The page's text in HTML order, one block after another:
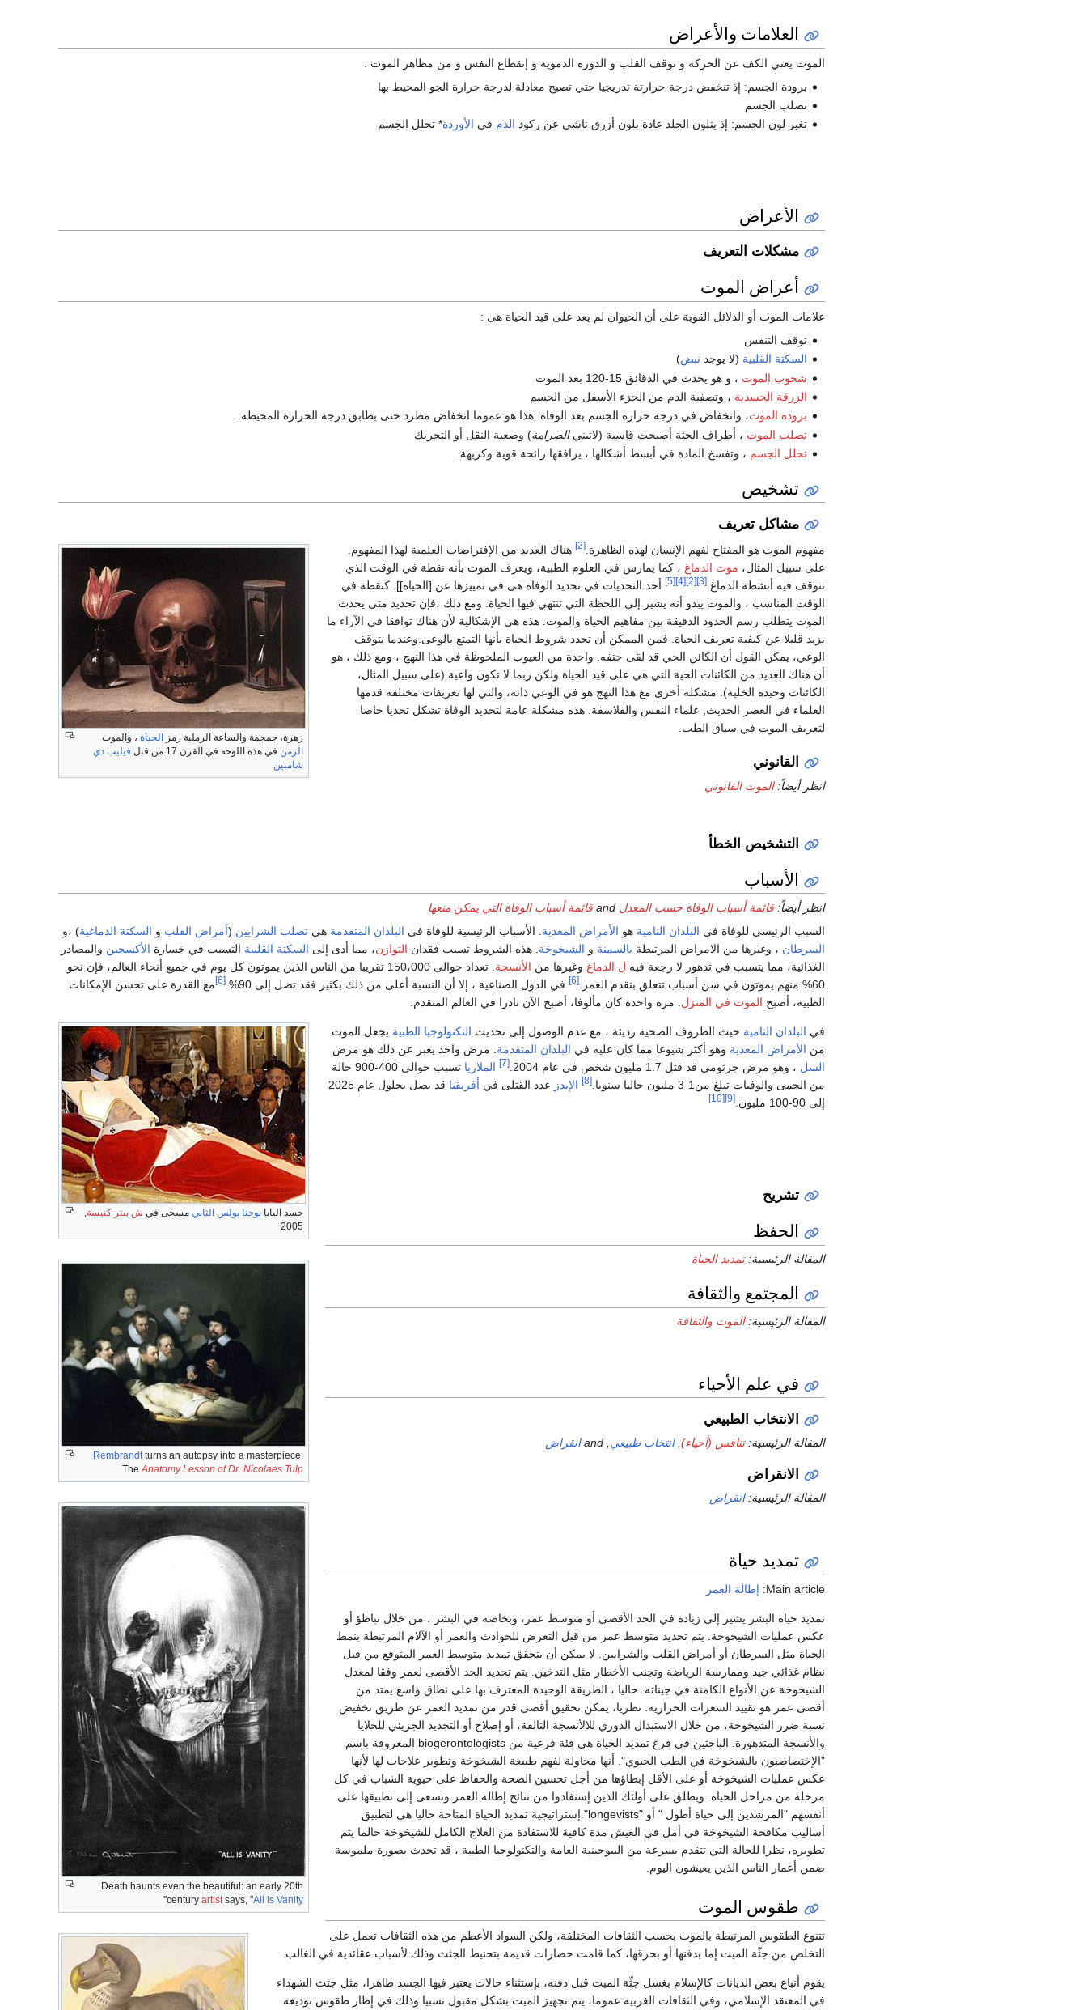
العلامات والأعراض
الموت يعني الكف عن الحركة و توقف القلب و الدورة الدموية و إنقطاع النفس و من مظاهر الموت :
برودة الجسم: إذ تنخفض درجة حرارتة تدريجيا حتي تصبح معادلة لدرجة حرارة الجو المحيط بها
تصلب الجسم
تغير لون الجسم: إذ يتلون الجلد عادة بلون أزرق ناشي عن ركود الدم في الأوردة* تحلل الجسم
الأعراض
مشكلات التعريف
أعراض الموت
علامات الموت أو الدلائل القوية على أن الحيوان لم يعد على قيد الحياة هى :
توقف التنفس
السكتة القلبية (لا يوجد نبض)
شحوب الموت ، و هو يحدث في الدقائق 15-120 بعد الموت
الزرقة الجسدية ، وتصفية الدم من الجزء الأسفل من الجسم
برودة الموت، وانخفاض في درجة حرارة الجسم بعد الوفاة. هذا هو عموما انخفاض مطرد حتى يطابق درجة الحرارة المحيطة.
تصلب الموت ، أطراف الجثة أصبحت قاسية (لاتينيالصرامة) وصعبة النقل أو التحريك
تحلل الجسم ، وتفسخ المادة في أبسط أشكالها ، يرافقها رائحة قوية وكريهة.
تشخيص
مشاكل تعريف
زهرة، جمجمة والساعة الرملية رمز الحياة ، والموت
الزمن في هذه اللوحة في القرن 17 من قبل
فيليب دي
شامبين
مفهوم الموت هو المفتاح لفهم الإنسان لهذه الظاهرة. [2]
هناك العديد من الإفتراضات العلمية لهذا المفهوم.
على سبيل المثال، موت الدماغ ، كما يمارس في العلوم الطبية، ويعرف الموت بأنه نقطة في الوقت الذي
تتوقف فيه أنشطة الدماغ. [3]
[2]
[4]
[5]
أحد التحديات في تحديد الوفاة هى في تمييزها عن [الحياة]]. كنقطة في
الوقت المناسب ، والموت يبدو أنه يشير إلى اللحظة التي تنتهي فيها الحياة. ومع ذلك ،فإن تحديد متى يحدث
الموت يتطلب رسم الحدود الدقيقة بين مفاهيم الحياة والموت. هذه هي الإشكالية لأن هناك توافقا في الآراء ما
يزيد قليلا عن كيفية تعريف الحياة. فمن الممكن أن تحدد شروط الحياة بأنها التمتع بالوعى.وعندما يتوقف
الوعي، يمكن القول أن الكائن الحي قد لقى حتفه. واحدة من العيوب الملحوظة في هذا النهج ، ومع ذلك ، هو
أن هناك العديد من الكائنات الحية التي هي على قيد الحياة ولكن ربما لا تكون واعية (على سبيل المثال،
الكائنات وحيدة الخلية). مشكلة أخرى مع هذا النهج هو في الوعي ذاته، والتي لها تعريفات مختلفة قدمها
العلماء في العصر الحديث, علماء النفس والفلاسفة. هذه مشكلة عامة لتحديد الوفاة تشكل تحديا خاصا
لتعريف الموت في سياق الطب.
القانوني
انظر أيضاً:الموت القانوني
التشخيص الخطأ
الأسباب
انظر أيضاً: قائمة أسباب الوفاة حسب المعدل
قائمة أسباب الوفاة التي يمكن منعها
السبب الرئيسي للوفاة في البلدان النامية هو الأمراض المعدية . الأسباب الرئيسية للوفاة في البلدان المتقدمة هي تصلب الشرايين (أمراض القلب و السكتة الدماغية) ،و
السرطان ، وغيرها من الامراض المرتبطة بالسمنة و الشيخوخة . هذه الشروط تسبب فقدان التوازن، مما أدى إلى السكتة القلبية التسبب في خسارة الأكسجين والمصادر
الغذائية، مما يتسبب في تدهور لا رجعة فيه ل الدماغ وغيرها من الأنسجة
. تعداد حوالى 150،000 تقريبا من الناس الذين يموتون كل يوم في جميع أنحاء العالم، فإن نحو
60% منهم يموتون في سن أسباب تتعلق بتقدم العمر.
[6] في الدول الصناعية ، إلا أن النسبة أعلى من ذلك بكثير فقد تصل إلى 90%. [6]
مع القدرة على تحسن الإمكانات
الطبية، أصبح الموت في المنزل . مرة واحدة كان مألوفا، أصبح الآن نادرا في العالم المتقدم.
جسد البابا يوحنا بولس الثاني مسجى في ش بيتر كنيسة
2005
في البلدان النامية حيث الظروف الصحية رديئة ، مع عدم الوصول إلى تحديث التكنولوجيا الطبية يجعل الموت
من الأمراض المعدية وهو أكثر شيوعا مما كان عليه في البلدان المتقدمة . مرض واحد يعبر عن ذلك هو مرض
السل ، وهو مرض جرثومي قد قتل 1.7 مليون شخص في عام 2004. [7] الملاريا
تسبب حوالى 400-900 حالة
من الحمى والوفيات تبلغ من1-3 مليون حاليا سنويا.
[8] الإيدز عدد القتلى في أفريقيا
قد يصل بحلول عام 2025
إلى 90-100 مليون.
[9]
[10]
تشريح
Rembrandtturns an autopsy into a masterpiece:
TheAnatomy Lesson of Dr. Nicolaes Tulp
الحفظ
المقالة الرئيسية:تمديد الحياة
المجتمع والثقافة
المقالة الرئيسية:الموت والثقافة
Death haunts even the beautiful: an early 20th
century artistsays, "All is Vanity
"
في علم الأحياء
الانتخاب الطبيعي
المقالة الرئيسية:تنافس (أحياء),انتخاب طبيعي, and انقراض
الانقراض
المقالة الرئيسية:انقراض
تمديد حياة
Main article: إطالة العمر
تمديد حياة البشر يشير إلى زيادة في الحد الأقصى أو متوسط ​​عمر، وبخاصة في البشر ، من خلال تباطؤ أو
عكس عمليات الشيخوخة. يتم تحديد متوسط ​​عمر من قبل التعرض للحوادث والعمر أو الآلام المرتبطة بنمط
الحياة مثل السرطان أو أمراض القلب والشرايين. لا يمكن أن يتحقق تمديد متوسط ​​العمر المتوقع من قبل
نظام غذائي جيد وممارسة الرياضة وتجنب الأخطار مثل التدخين. يتم تحديد الحد الأقصى لعمر وفقا لمعدل
الشيخوخة عن الأنواع الكامنة في جيناته. حاليا ، الطريقة الوحيدة المعترف بها على نطاق واسع يمتد من
أقصى عمر هو تقييد السعرات الحرارية. نظريا، يمكن تحقيق أقصى قدر من تمديد العمر عن طريق تخفيض
نسبة ضرر الشيخوخة، من خلال الاستبدال الدوري للالأنسجة التالفة، أو إصلاح أو التجديد الجزيئي للخلايا
والأنسجة المتدهورة. الباحثين في فرع تمديد الحياة هي فئة فرعية من biogerontologists المعروفة باسم
"الإختصاصيون بالشيخوخة في الطب الحيوي". أنها محاولة لفهم طبيعة الشيخوخة وتطوير علاجات لها لأنها
عكس عمليات الشيخوخة أو على الأقل إبطاؤها من أجل تحسين الصحة والحفاظ على حيوية الشباب في كل
مرحلة من مراحل الحياة. ويطلق على أولئك الذين إستفادوا من نتائج إطالة العمر وتسعى إلى تطبيقها على
أنفسهم "المرشدين إلى حياة أطول " أو "longevists".إستراتيجية تمديد الحياة المتاحة حاليا هى لتطبيق
أساليب مكافحة الشيخوخة في أمل في العيش مدة كافية للاستفادة من العلاج الكامل للشيخوخة حالما يتم
تطويره، نظرا للحالة التي تتقدم بسرعة من البيوجينية العامة والتكنولوجيا الطبية ، قد تحدث بصورة ملموسة
ضمن أعمار الناس الذين يعيشون اليوم.
طقوس الموت
تتنوع الطقوس المرتبطة بالموت بحسب الثقافات المختلفة، ولكن السواد الأعظم من هذه الثقافات تعمل على
التخلص من جثّة الميت إما بدفنها أو بحرقها، كما قامت حضارات قديمة بتحنيط الجثث وذلك لأسباب عقائدية في الغالب.
يقوم أتباع بعض الديانات كالإسلام بغسل جثّة الميت قبل دفنه، بإستثناء حالات يعتبر فيها الجسد طاهرا، مثل جثث الشهداء
في المعتقد الإسلامي، وفي الثقافات الغربية عموما، يتم تجهيز الميت بشكل مقبول نسبيا وذلك في إطار طقوس توديعه